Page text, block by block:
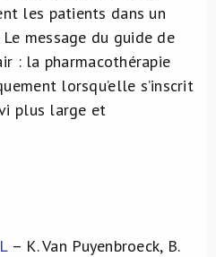
les patients dans un
message du guide de
: la pharmacothérapie
lorsqu’elle s’inscrit
plus large et
– K. Van Puyenbroeck, B.